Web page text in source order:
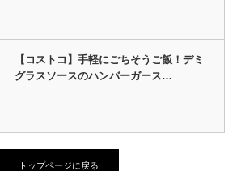
【コストコ】手軽にごちそうご飯！デミ
グラスソースのハンバーガース…
トップページに戻る